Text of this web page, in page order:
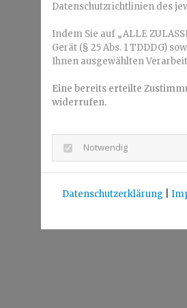
Datenschutzrichtlinien des
Indem Sie auf „ALLE
Gerät (§ 25 Abs. 1 TDDDG)
Ihnen ausgewählten
Eine bereits erteilte
widerrufen.
Notwendig
Datenschutzerklärung